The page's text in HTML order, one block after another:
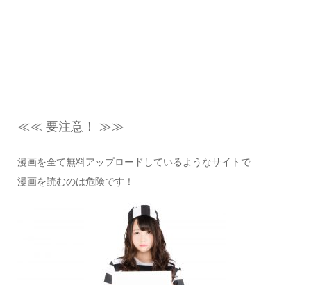
≪≪ 要注意！ ≫≫
漫画を全て無料アップロードしているようなサイトで
漫画を読むのは危険です！